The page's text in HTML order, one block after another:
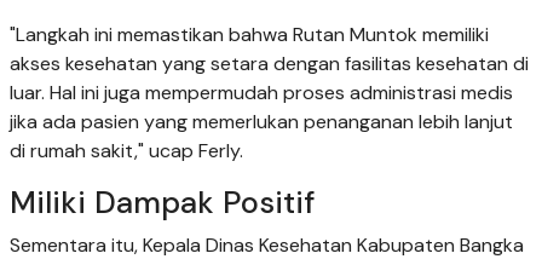
"Langkah ini memastikan bahwa Rutan Muntok memiliki
akses kesehatan yang setara dengan fasilitas kesehatan di
luar. Hal ini juga mempermudah proses administrasi medis
jika ada pasien yang memerlukan penanganan lebih lanjut
di rumah sakit," ucap Ferly.
Miliki Dampak Positif
Sementara itu, Kepala Dinas Kesehatan Kabupaten Bangka